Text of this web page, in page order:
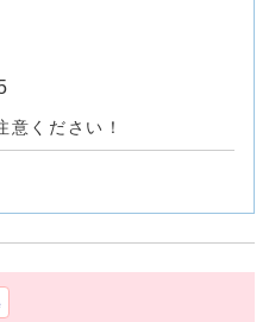
意ください！